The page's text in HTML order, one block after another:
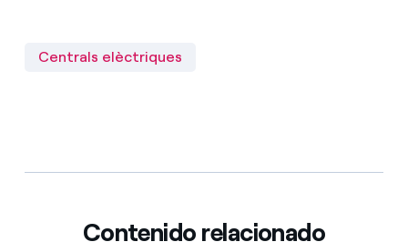
Centrals elèctriques
Contenido relacionado